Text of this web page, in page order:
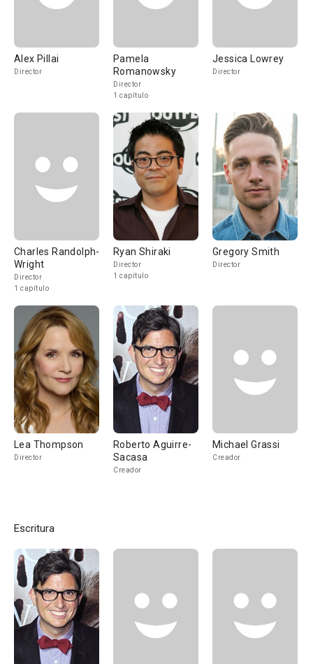
Alex Pillai
Director
Pamela
Romanowsky
Director
1 capítulo
Jessica Lowrey
Director
Charles Randolph-
Wright
Director
1 capítulo
Ryan Shiraki
Director
1 capítulo
Gregory Smith
Director
Lea Thompson
Director
Roberto Aguirre-
Sacasa
Creador
Michael Grassi
Creador
Escritura